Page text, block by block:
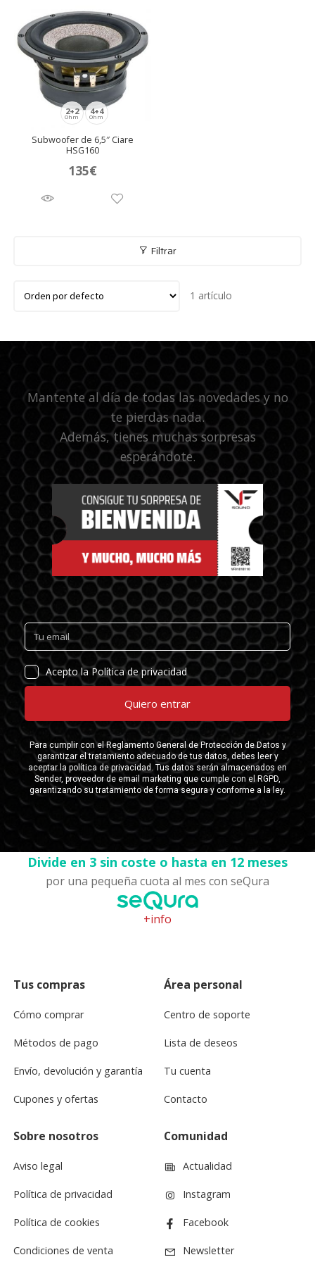
2+2
Ohm
4+4
Ohm
Subwoofer de 6,5″ Ciare
HSG160
135€
Filtrar
1 artículo
Mantente al día de todas las novedades y no
te pierdas nada.
Además, tienes muchas sorpresas
esperándote.
Divide en 3 sin coste o hasta en 12 meses
por una pequeña cuota al mes con seQura
+info
Tus compras
Cómo comprar
Métodos de pago
Envío, devolución y garantía
Cupones y ofertas
Área personal
Centro de soporte
Lista de deseos
Tu cuenta
Contacto
Sobre nosotros
Aviso legal
Política de privacidad
Política de cookies
Condiciones de venta
Comunidad
Actualidad
Instagram
Facebook
Newsletter